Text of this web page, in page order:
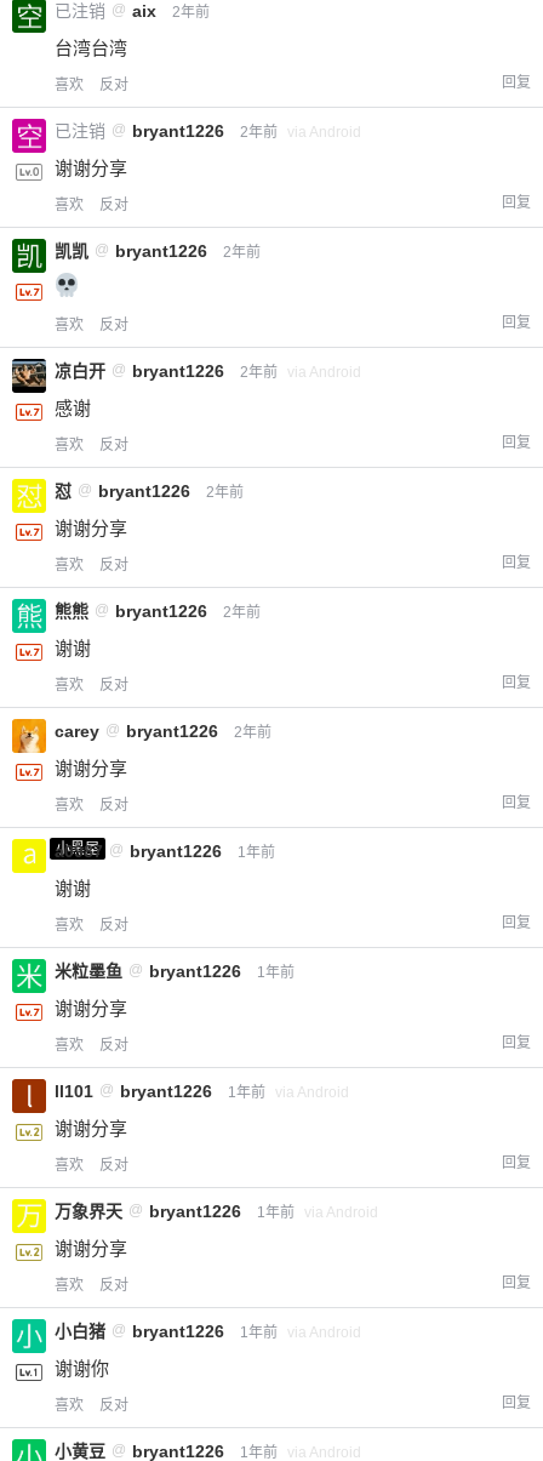
已注销 @ aix 2年前
台湾台湾
喜欢 反对 回复
已注销 @ bryant1226 2年前 via Android
谢谢分享
喜欢 反对 回复
凯凯 @ bryant1226 2年前
喜欢 反对 回复
凉白开 @ bryant1226 2年前 via Android
感谢
喜欢 反对 回复
怼 @ bryant1226 2年前
谢谢分享
喜欢 反对 回复
熊熊 @ bryant1226 2年前
谢谢
喜欢 反对 回复
carey @ bryant1226 2年前
谢谢分享
喜欢 反对 回复
小黑屋
a0987 @ bryant1226 1年前
谢谢
喜欢 反对 回复
米粒墨鱼 @ bryant1226 1年前
谢谢分享
喜欢 反对 回复
ll101 @ bryant1226 1年前 via Android
谢谢分享
喜欢 反对 回复
万象界天 @ bryant1226 1年前 via Android
谢谢分享
喜欢 反对 回复
小白猪 @ bryant1226 1年前 via Android
谢谢你
喜欢 反对 回复
小黄豆 @ bryant1226 1年前 via Android